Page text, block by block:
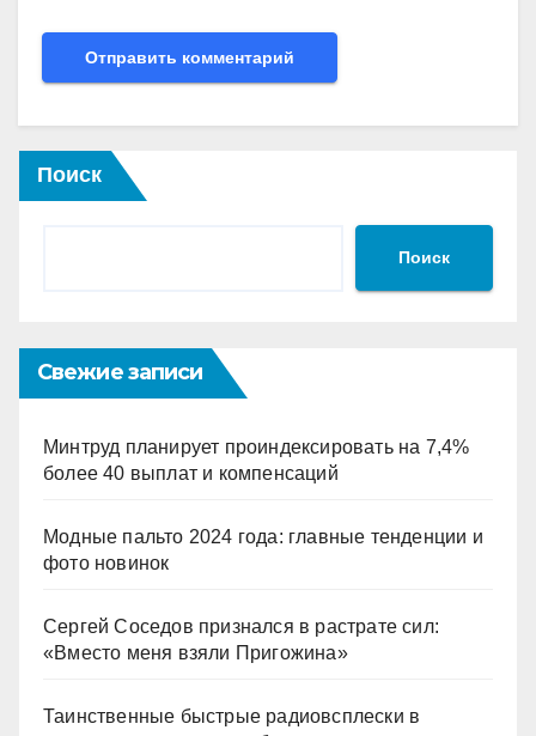
Поиск
Поиск
Свежие записи
Минтруд планирует проиндексировать на 7,4%
более 40 выплат и компенсаций
Модные пальто 2024 года: главные тенденции и
фото новинок
Сергей Соседов признался в растрате сил:
«Вместо меня взяли Пригожина»
Таинственные быстрые радиовсплески в